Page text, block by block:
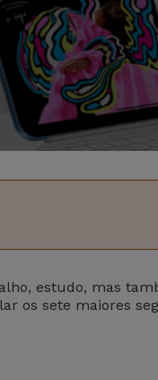
estudo, mas
os sete maiores